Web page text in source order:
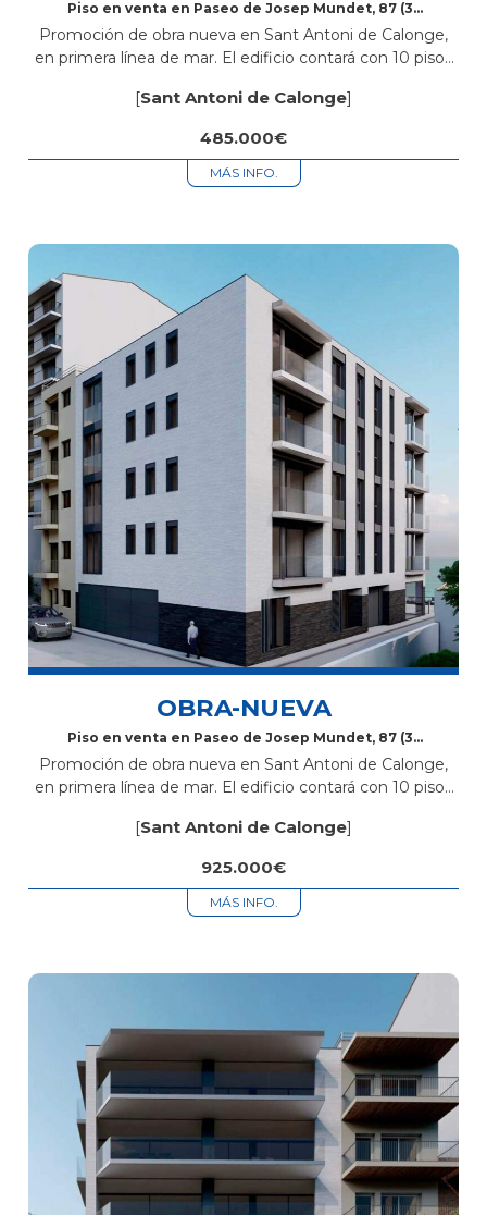
Piso en venta en Paseo de Josep Mundet, 87 (3º
Promoción de obra nueva en Sant Antoni de Calonge,
en primera línea de mar. El edificio contará con 10 pisos
[Sant Antoni de Calonge]
485.000€
MÁS INFO.
OBRA-NUEVA
Piso en venta en Paseo de Josep Mundet, 87 (3º
Promoción de obra nueva en Sant Antoni de Calonge,
en primera línea de mar. El edificio contará con 10 pisos
[Sant Antoni de Calonge]
925.000€
MÁS INFO.